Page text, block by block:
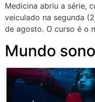
Medicina abriu a série,
veiculado na segunda
de agosto. O curso é o
Mundo